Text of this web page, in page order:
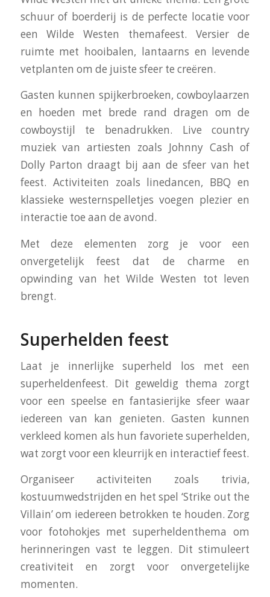
schuur of boerderij is de perfecte locatie voor
een Wilde Westen themafeest. Versier de
ruimte met hooibalen, lantaarns en levende
vetplanten om de juiste sfeer te creëren.
Gasten kunnen spijkerbroeken, cowboylaarzen
en hoeden met brede rand dragen om de
cowboystijl te benadrukken. Live country
muziek van artiesten zoals Johnny Cash of
Dolly Parton draagt bij aan de sfeer van het
feest. Activiteiten zoals linedancen, BBQ en
klassieke westernspelletjes voegen plezier en
interactie toe aan de avond.
Met deze elementen zorg je voor een
onvergetelijk feest dat de charme en
opwinding van het Wilde Westen tot leven
brengt.
Superhelden feest
Laat je innerlijke superheld los met een
superheldenfeest. Dit geweldig thema zorgt
voor een speelse en fantasierijke sfeer waar
iedereen van kan genieten. Gasten kunnen
verkleed komen als hun favoriete superhelden,
wat zorgt voor een kleurrijk en interactief feest.
Organiseer activiteiten zoals trivia,
kostuumwedstrijden en het spel ‘Strike out the
Villain’ om iedereen betrokken te houden. Zorg
voor fotohokjes met superheldenthema om
herinneringen vast te leggen. Dit stimuleert
creativiteit en zorgt voor onvergetelijke
momenten.